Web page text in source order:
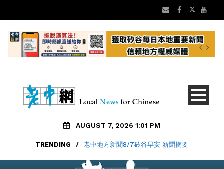
AUGUST 7, 2026 1:01 PM
TRENDING / 老中地方新聞8/7矽谷早安 新聞摘要